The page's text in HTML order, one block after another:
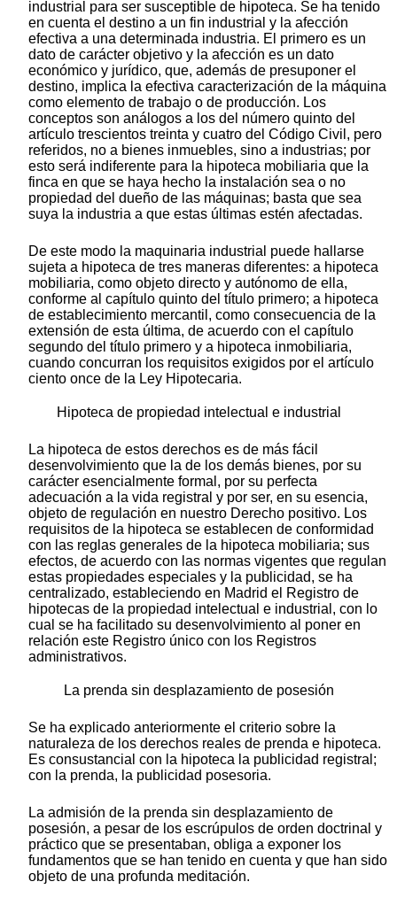
industrial para ser susceptible de hipoteca. Se ha tenido
en cuenta el destino a un fin industrial y la afección
efectiva a una determinada industria. El primero es un
dato de carácter objetivo y la afección es un dato
económico y jurídico, que, además de presuponer el
destino, implica la efectiva caracterización de la máquina
como elemento de trabajo o de producción. Los
conceptos son análogos a los del número quinto del
artículo trescientos treinta y cuatro del Código Civil, pero
referidos, no a bienes inmuebles, sino a industrias; por
esto será indiferente para la hipoteca mobiliaria que la
finca en que se haya hecho la instalación sea o no
propiedad del dueño de las máquinas; basta que sea
suya la industria a que estas últimas estén afectadas.
De este modo la maquinaria industrial puede hallarse
sujeta a hipoteca de tres maneras diferentes: a hipoteca
mobiliaria, como objeto directo y autónomo de ella,
conforme al capítulo quinto del título primero; a hipoteca
de establecimiento mercantil, como consecuencia de la
extensión de esta última, de acuerdo con el capítulo
segundo del título primero y a hipoteca inmobiliaria,
cuando concurran los requisitos exigidos por el artículo
ciento once de la Ley Hipotecaria.
Hipoteca de propiedad intelectual e industrial
La hipoteca de estos derechos es de más fácil
desenvolvimiento que la de los demás bienes, por su
carácter esencialmente formal, por su perfecta
adecuación a la vida registral y por ser, en su esencia,
objeto de regulación en nuestro Derecho positivo. Los
requisitos de la hipoteca se establecen de conformidad
con las reglas generales de la hipoteca mobiliaria; sus
efectos, de acuerdo con las normas vigentes que regulan
estas propiedades especiales y la publicidad, se ha
centralizado, estableciendo en Madrid el Registro de
hipotecas de la propiedad intelectual e industrial, con lo
cual se ha facilitado su desenvolvimiento al poner en
relación este Registro único con los Registros
administrativos.
La prenda sin desplazamiento de posesión
Se ha explicado anteriormente el criterio sobre la
naturaleza de los derechos reales de prenda e hipoteca.
Es consustancial con la hipoteca la publicidad registral;
con la prenda, la publicidad posesoria.
La admisión de la prenda sin desplazamiento de
posesión, a pesar de los escrúpulos de orden doctrinal y
práctico que se presentaban, obliga a exponer los
fundamentos que se han tenido en cuenta y que han sido
objeto de una profunda meditación.